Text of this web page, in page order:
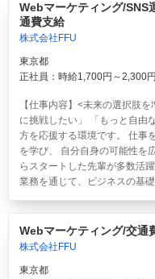
Webマーケティング/SNS
通費支給
株式会社FFU
東京都
正社員：時給1,700円～2,300円
【仕事内容】<未来の選択肢
に挑戦したい」 「もっと自由
方を応援する環境です。 仕事
を学び、 自分自身の可能性を
らスタートした先輩が多数活
業務を通じて、ビジネスの基
Webマーケティング/交通
株式会社FFU
東京都